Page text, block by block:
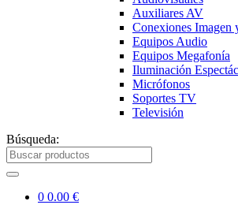
Auxiliares AV
Conexiones Imagen
Equipos Audio
Equipos Megafonía
Iluminación
Micrófonos
Soportes TV
Televisión
Búsqueda:
0 0.00 €